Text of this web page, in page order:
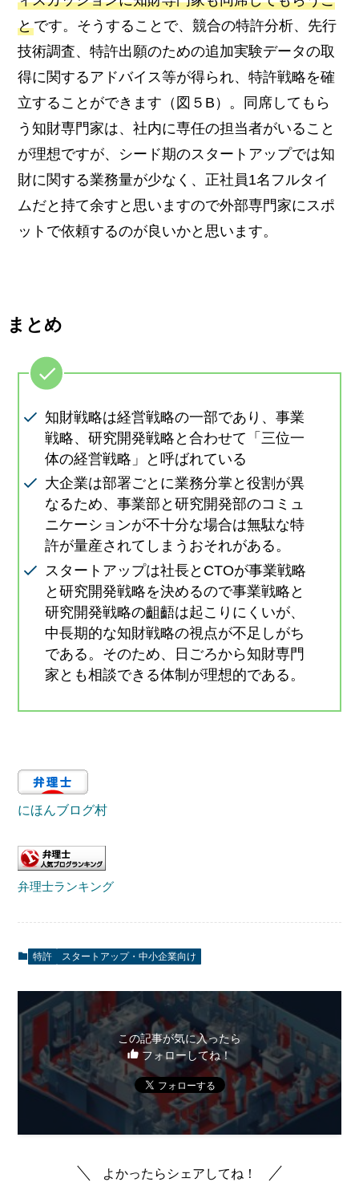
とです。そうすることで、競合の特許分析、先行
技術調査、特許出願のための追加実験データの取
得に関するアドバイス等が得られ、特許戦略を確
立することができます（図５B）。同席してもら
う知財専門家は、社内に専任の担当者がいること
が理想ですが、シード期のスタートアップでは知
財に関する業務量が少なく、正社員1名フルタイ
ムだと持て余すと思いますので外部専門家にスポ
ットで依頼するのが良いかと思います。
まとめ
知財戦略は経営戦略の一部であり、事業
戦略、研究開発戦略と合わせて「三位一
体の経営戦略」と呼ばれている
大企業は部署ごとに業務分掌と役割が異
なるため、事業部と研究開発部のコミュ
ニケーションが不十分な場合は無駄な特
許が量産されてしまうおそれがある。
スタートアップは社長とCTOが事業戦略
と研究開発戦略を決めるので事業戦略と
研究開発戦略の齟齬は起こりにくいが、
中長期的な知財戦略の視点が不足しがち
である。そのため、日ごろから知財専門
家とも相談できる体制が理想的である。
にほんブログ村
弁理士ランキング
特許 スタートアップ・中小企業向け
この記事が気に入ったら
フォローしてね！
よかったらシェアしてね！